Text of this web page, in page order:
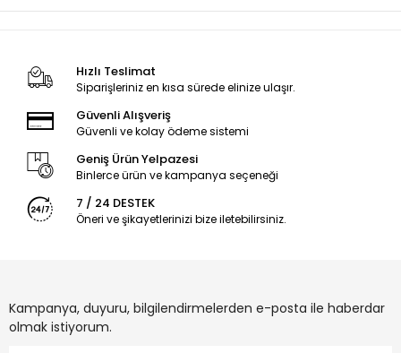
Hızlı Teslimat
Siparişleriniz en kısa sürede elinize ulaşır.
Güvenli Alışveriş
Güvenli ve kolay ödeme sistemi
Geniş Ürün Yelpazesi
Binlerce ürün ve kampanya seçeneği
7 / 24 DESTEK
Öneri ve şikayetlerinizi bize iletebilirsiniz.
Kampanya, duyuru, bilgilendirmelerden e-posta ile haberdar
olmak istiyorum.